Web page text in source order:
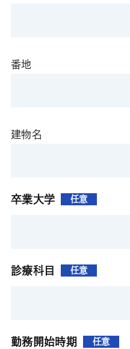
番地
建物名
卒業大学 任意
診療科目 任意
勤務開始時期 任意